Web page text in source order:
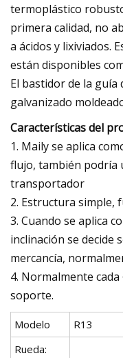
termoplástico
primera calidad, no
a ácidos y lixiviados.
están disponibles
El bastidor de la guía
galvanizado
Características del
1. Maily se aplica
flujo, también podría
transportador
2. Estructura simple,
3. Cuando se aplica
inclinación se decide
mercancía,
4. Normalmente
soporte.
Modelo R13
Rueda: